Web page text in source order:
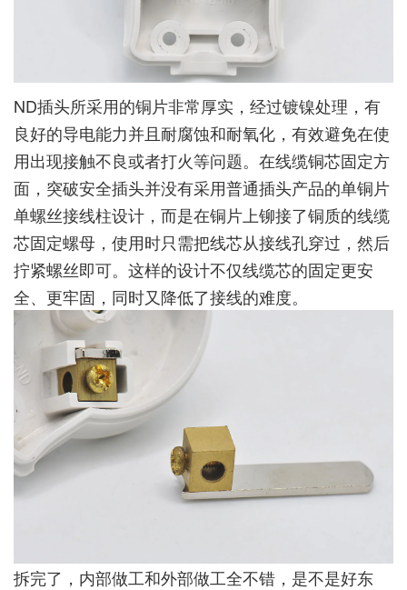
ND插头所采用的铜片非常厚实，经过镀镍处理，有
良好的导电能力并且耐腐蚀和耐氧化，有效避免在使
用出现接触不良或者打火等问题。在线缆铜芯固定方
面，突破安全插头并没有采用普通插头产品的单铜片
单螺丝接线柱设计，而是在铜片上铆接了铜质的线缆
芯固定螺母，使用时只需把线芯从接线孔穿过，然后
拧紧螺丝即可。这样的设计不仅线缆芯的固定更安
全、更牢固，同时又降低了接线的难度。
拆完了，内部做工和外部做工全不错，是不是好东